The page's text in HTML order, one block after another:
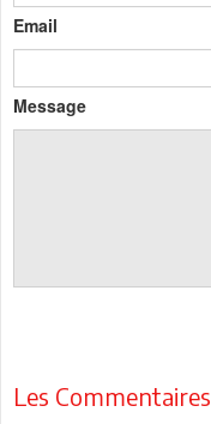
Email
Message
Les Commentaires